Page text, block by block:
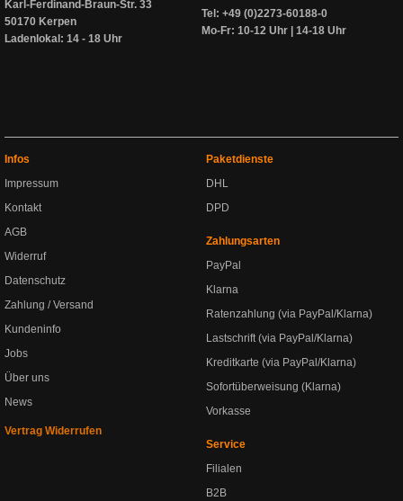
Karl-Ferdinand-Braun-Str. 33
50170 Kerpen
Ladenlokal: 14 - 18 Uhr
Tel: +49 (0)2273-60188-0
Mo-Fr: 10-12 Uhr | 14-18 Uhr
Infos
Impressum
Kontakt
AGB
Widerruf
Datenschutz
Zahlung / Versand
Kundeninfo
Jobs
Über uns
News
Vertrag Widerrufen
Paketdienste
DHL
DPD
Zahlungsarten
PayPal
Klarna
Ratenzahlung (via PayPal/Klarna)
Lastschrift (via PayPal/Klarna)
Kreditkarte (via PayPal/Klarna)
Sofortüberweisung (Klarna)
Vorkasse
Service
Filialen
B2B